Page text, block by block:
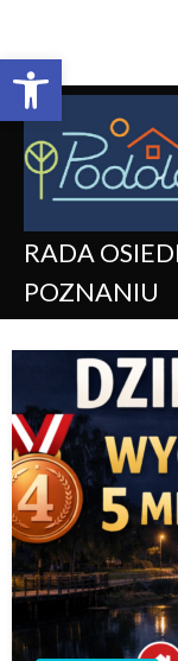
Otwórz
RADA
POZNANIU